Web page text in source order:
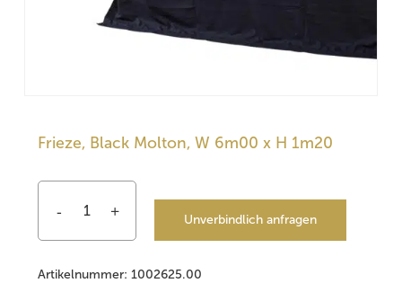
Frieze, Black Molton, W 6m00 x H 1m20
Unverbindlich anfragen
Artikelnummer: 1002625.00